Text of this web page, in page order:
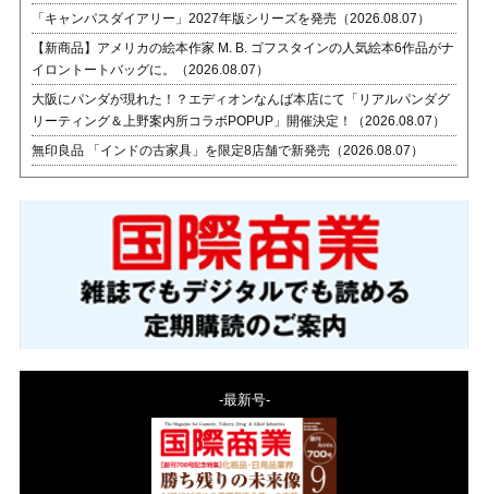
「キャンパスダイアリー」2027年版シリーズを発売（2026.08.07）
【新商品】アメリカの絵本作家 M. B. ゴフスタインの人気絵本6作品がナ
イロントートバッグに。（2026.08.07）
大阪にパンダが現れた！？エディオンなんば本店にて「リアルパンダグ
リーティング＆上野案内所コラボPOPUP」開催決定！（2026.08.07）
無印良品 「インドの古家具」を限定8店舗で新発売（2026.08.07）
-最新号-